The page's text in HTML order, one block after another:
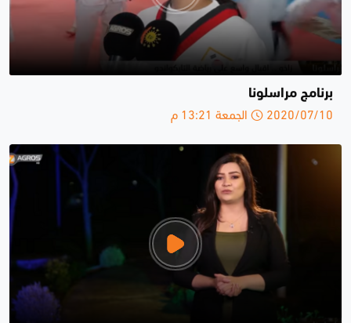
برنامج مراسلونا
2020/07/10 الجمعة 13:21 م